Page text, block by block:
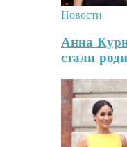
Новости
Анна
стали